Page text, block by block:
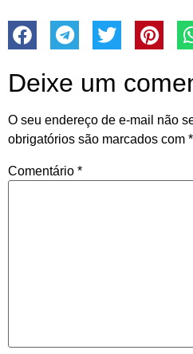
Deixe um
O seu endereço de e-mail não
obrigatórios são marcados com *
Comentário *